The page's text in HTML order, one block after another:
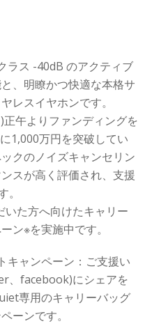
ラス -40dB のアクティブ
、明瞭かつ快適な本格サ
レスイヤホンです。
午よりファンディングを
1,000万円を突破してい
クのノイズキャンセリン
スが高く評価され、支援
た方へ向けたキャリー
ン※を実施中です。
キャンペーン：ご支援い
、facebook)にシェアを
専用のキャリーバッグ
ーンです。